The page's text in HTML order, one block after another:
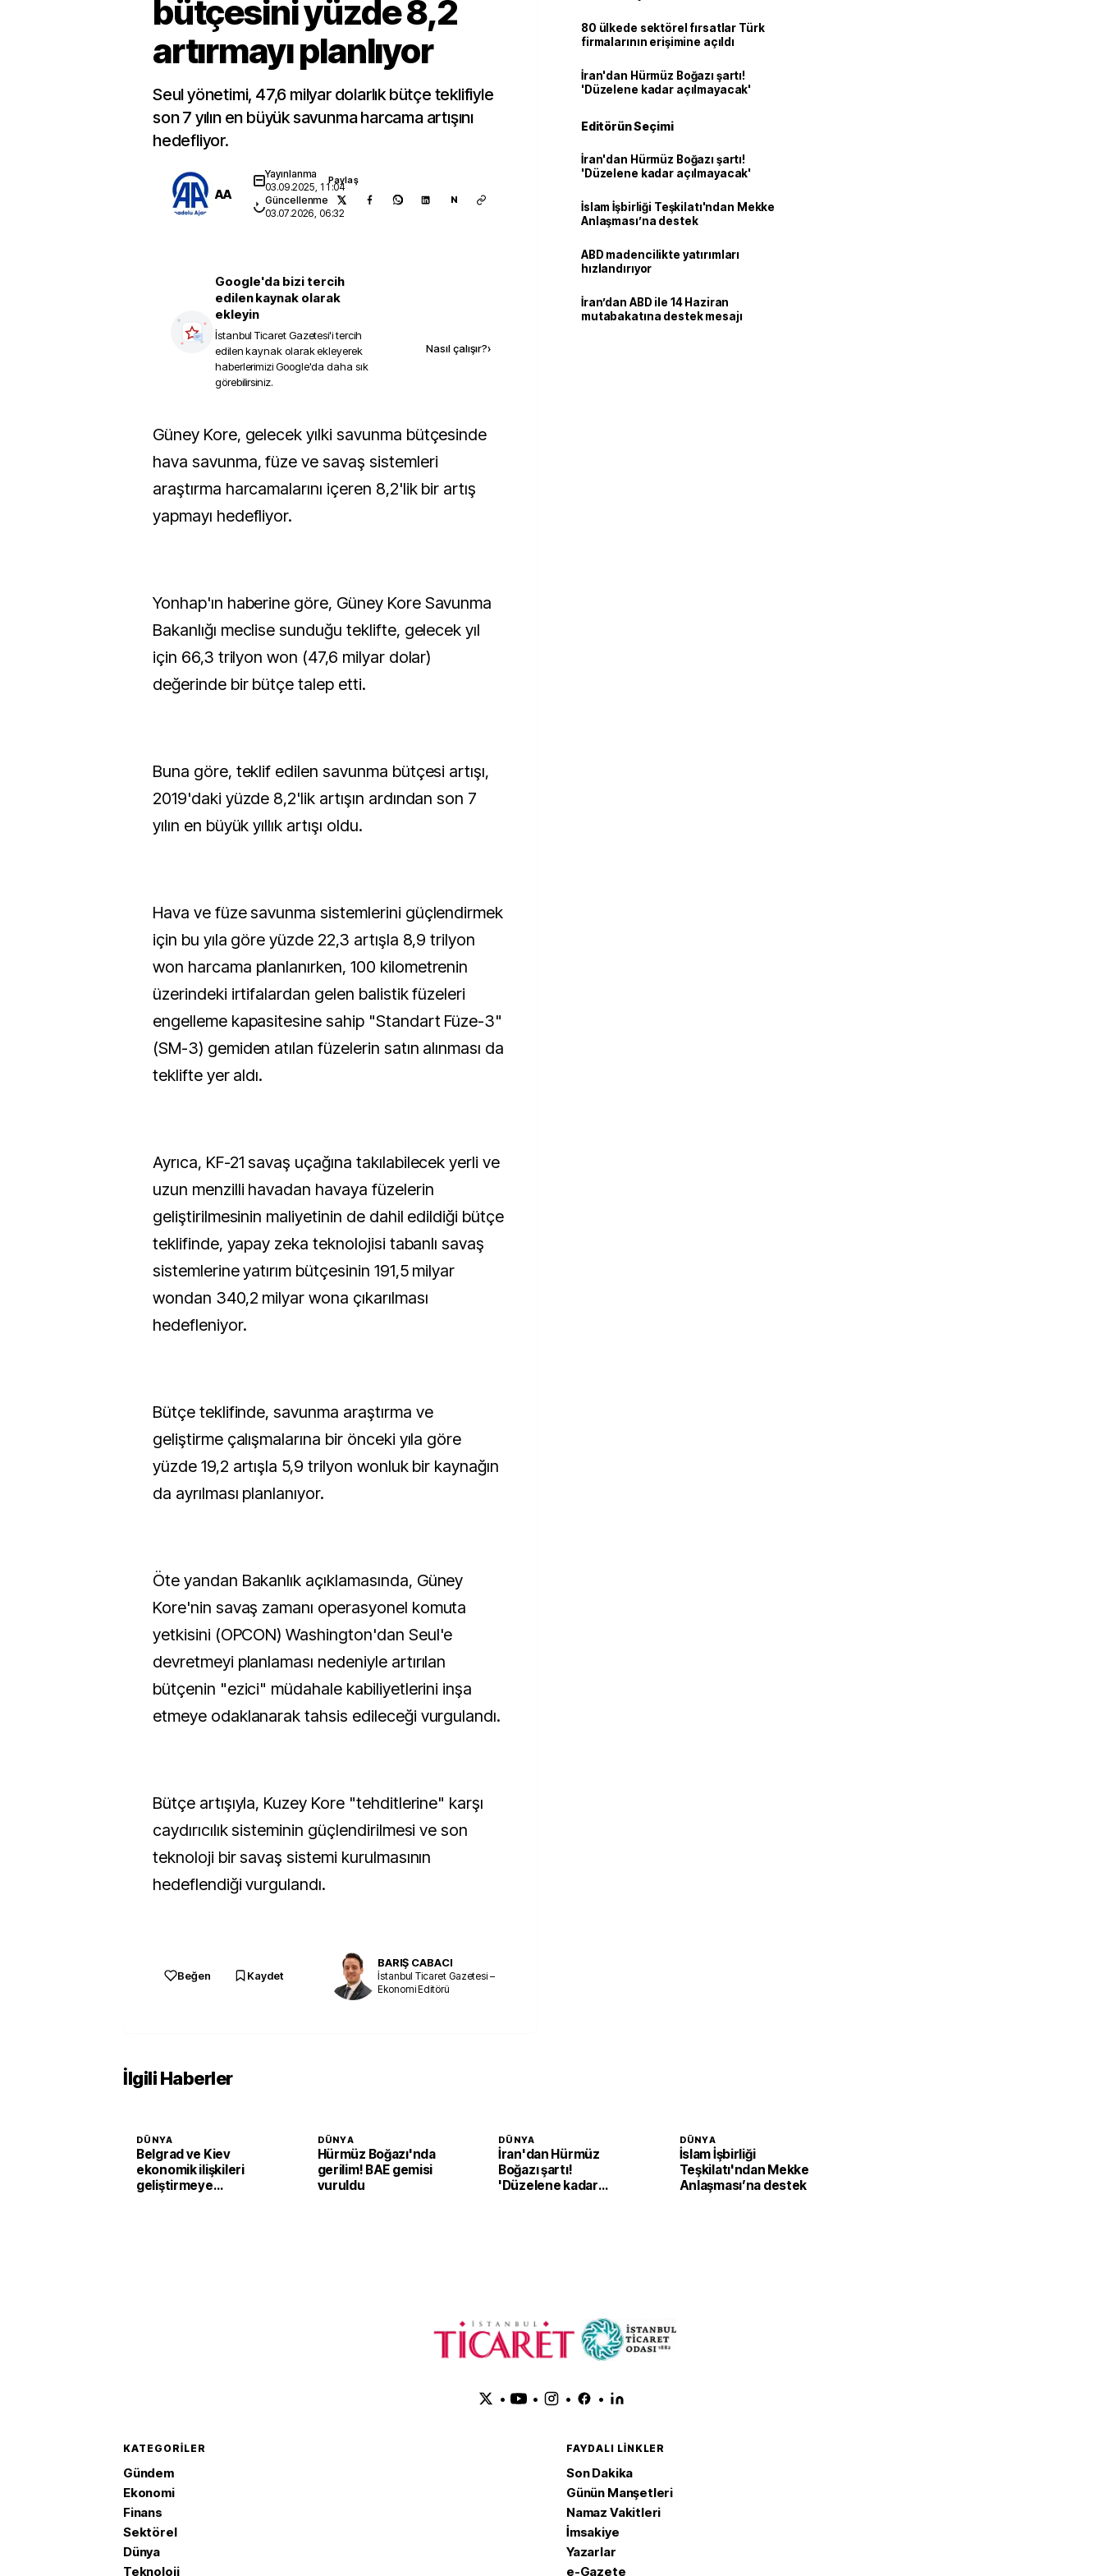
bütçesini yüzde 8,2
artırmayı planlıyor
Seul yönetimi, 47,6 milyar dolarlık bütçe teklifiyle
son 7 yılın en büyük savunma harcama artışını
hedefliyor.
AA
Yayınlanma
03.09.2025, 11:04
Güncellenme
03.07.2026, 06:32
Paylaş
N
Google'da bizi tercih
edilen kaynak olarak
ekleyin
İstanbul Ticaret Gazetesi'i tercih
edilen kaynak olarak ekleyerek
haberlerimizi Google'da daha sık
görebilirsiniz.
Nasıl çalışır?›
Güney Kore, gelecek yılki savunma bütçesinde
hava savunma, füze ve savaş sistemleri
araştırma harcamalarını içeren 8,2'lik bir artış
yapmayı hedefliyor.
Yonhap'ın haberine göre, Güney Kore Savunma
Bakanlığı meclise sunduğu teklifte, gelecek yıl
için 66,3 trilyon won (47,6 milyar dolar)
değerinde bir bütçe talep etti.
Buna göre, teklif edilen savunma bütçesi artışı,
2019'daki yüzde 8,2'lik artışın ardından son 7
yılın en büyük yıllık artışı oldu.
Hava ve füze savunma sistemlerini güçlendirmek
için bu yıla göre yüzde 22,3 artışla 8,9 trilyon
won harcama planlanırken, 100 kilometrenin
üzerindeki irtifalardan gelen balistik füzeleri
engelleme kapasitesine sahip "Standart Füze-3"
(SM-3) gemiden atılan füzelerin satın alınması da
teklifte yer aldı.
Ayrıca, KF-21 savaş uçağına takılabilecek yerli ve
uzun menzilli havadan havaya füzelerin
geliştirilmesinin maliyetinin de dahil edildiği bütçe
teklifinde, yapay zeka teknolojisi tabanlı savaş
sistemlerine yatırım bütçesinin 191,5 milyar
wondan 340,2 milyar wona çıkarılması
hedefleniyor.
Bütçe teklifinde, savunma araştırma ve
geliştirme çalışmalarına bir önceki yıla göre
yüzde 19,2 artışla 5,9 trilyon wonluk bir kaynağın
da ayrılması planlanıyor.
Öte yandan Bakanlık açıklamasında, Güney
Kore'nin savaş zamanı operasyonel komuta
yetkisini (OPCON) Washington'dan Seul'e
devretmeyi planlaması nedeniyle artırılan
bütçenin "ezici" müdahale kabiliyetlerini inşa
etmeye odaklanarak tahsis edileceği vurgulandı.
Bütçe artışıyla, Kuzey Kore "tehditlerine" karşı
caydırıcılık sisteminin güçlendirilmesi ve son
teknoloji bir savaş sistemi kurulmasının
hedeflendiği vurgulandı.
Beğen Kaydet
BARIŞ CABACI
İstanbul Ticaret Gazetesi –
Ekonomi Editörü
80 ülkede sektörel fırsatlar Türk
firmalarının erişimine açıldı
İran'dan Hürmüz Boğazı şartı!
'Düzelene kadar açılmayacak'
Editörün Seçimi
İran'dan Hürmüz Boğazı şartı!
'Düzelene kadar açılmayacak'
İslam İşbirliği Teşkilatı'ndan Mekke
Anlaşması’na destek
ABD madencilikte yatırımları
hızlandırıyor
İran’dan ABD ile 14 Haziran
mutabakatına destek mesajı
İlgili Haberler
DÜNYA
Belgrad ve Kiev
ekonomik ilişkileri
geliştirmeye
DÜNYA
Hürmüz Boğazı'nda
gerilim! BAE gemisi
vuruldu
DÜNYA
İran'dan Hürmüz
Boğazı şartı!
'Düzelene kadar
DÜNYA
İslam İşbirliği
Teşkilatı'ndan Mekke
Anlaşması’na destek
• • • •
KATEGORILER
Gündem
Ekonomi
Finans
Sektörel
Dünya
Teknoloji
FAYDALI LINKLER
Son Dakika
Günün Manşetleri
Namaz Vakitleri
İmsakiye
Yazarlar
e-Gazete